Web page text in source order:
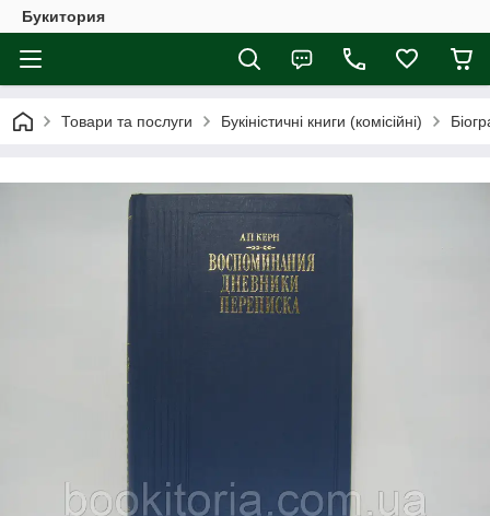
Букитория
Товари та послуги Букіністичні книги (комісійні)